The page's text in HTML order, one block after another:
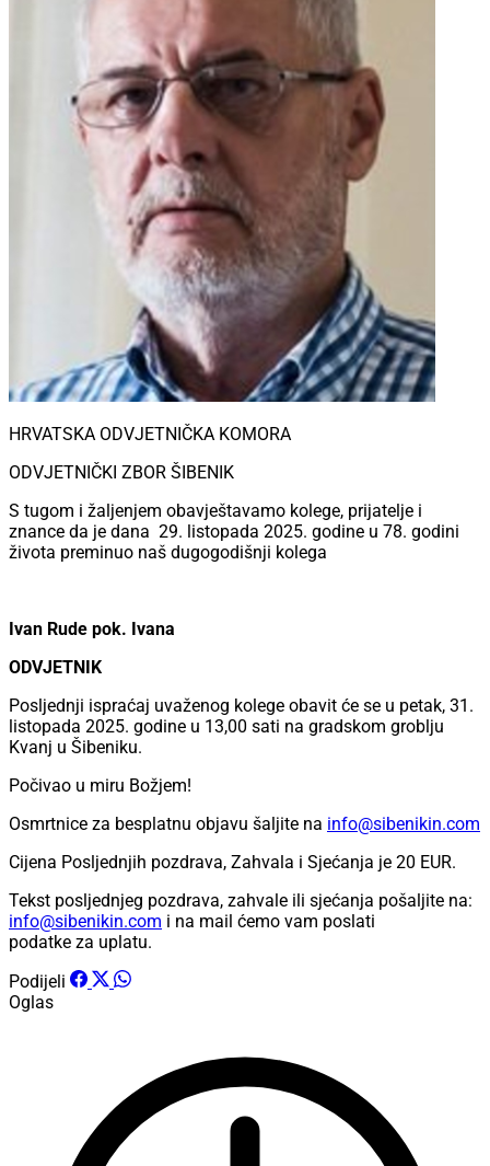
HRVATSKA ODVJETNIČKA KOMORA
ODVJETNIČKI ZBOR ŠIBENIK
S tugom i žaljenjem obavještavamo kolege, prijatelje i
znance da je dana 29. listopada 2025. godine u 78. godini
života preminuo naš dugogodišnji kolega
Ivan Rude pok. Ivana
ODVJETNIK
Posljednji ispraćaj uvaženog kolege obavit će se u petak, 31.
listopada 2025. godine u 13,00 sati na gradskom groblju
Kvanj u Šibeniku.
Počivao u miru Božjem!
Osmrtnice za besplatnu objavu šaljite na info@sibenikin.com
Cijena Posljednjih pozdrava, Zahvala i Sjećanja je 20 EUR.
Tekst posljednjeg pozdrava, zahvale ili sjećanja pošaljite na:
info@sibenikin.com i na mail ćemo vam poslati
podatke za uplatu.
Podijeli
Oglas